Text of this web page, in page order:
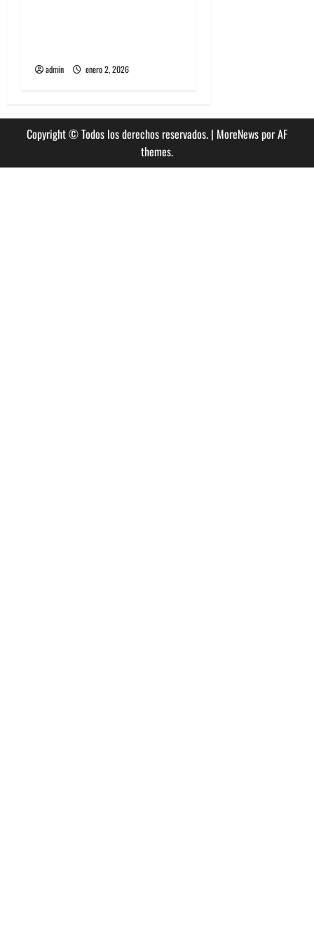
admin enero 2, 2026
Copyright © Todos los derechos reservados. | MoreNewspor AF
themes.